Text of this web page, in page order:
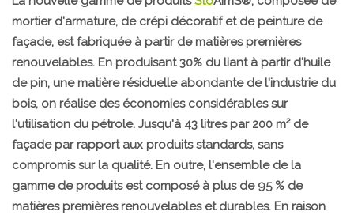
mortier d'armature, de crépi décoratif et de peinture de
façade, est fabriquée à partir de matières premières
renouvelables. En produisant 30% du liant à partir d'huile
de pin, une matière résiduelle abondante de l'industrie du
bois, on réalise des économies considérables sur
l'utilisation du pétrole. Jusqu'à 43 litres par 200 m² de
façade par rapport aux produits standards, sans
compromis sur la qualité. En outre, l'ensemble de la
gamme de produits est composé à plus de 95 % de
matières premières renouvelables et durables. En raison